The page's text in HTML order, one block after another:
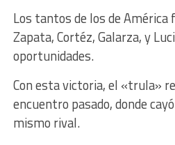
Los tantos de los de
Zapata, Cortéz, Galarza, y
oportunidades.
Con esta victoria, el «trula»
encuentro pasado, donde
mismo rival.